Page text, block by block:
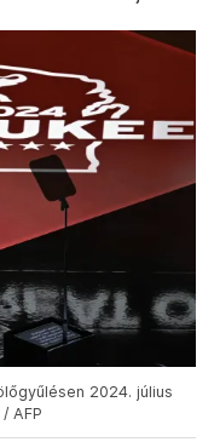
nélkül
Pompeót
lehetne azon
alatt a
volt. Pompeo
és kemény
belső
védelmezőjének.